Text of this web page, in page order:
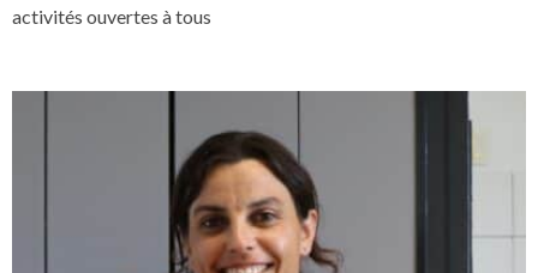
activités ouvertes à tous